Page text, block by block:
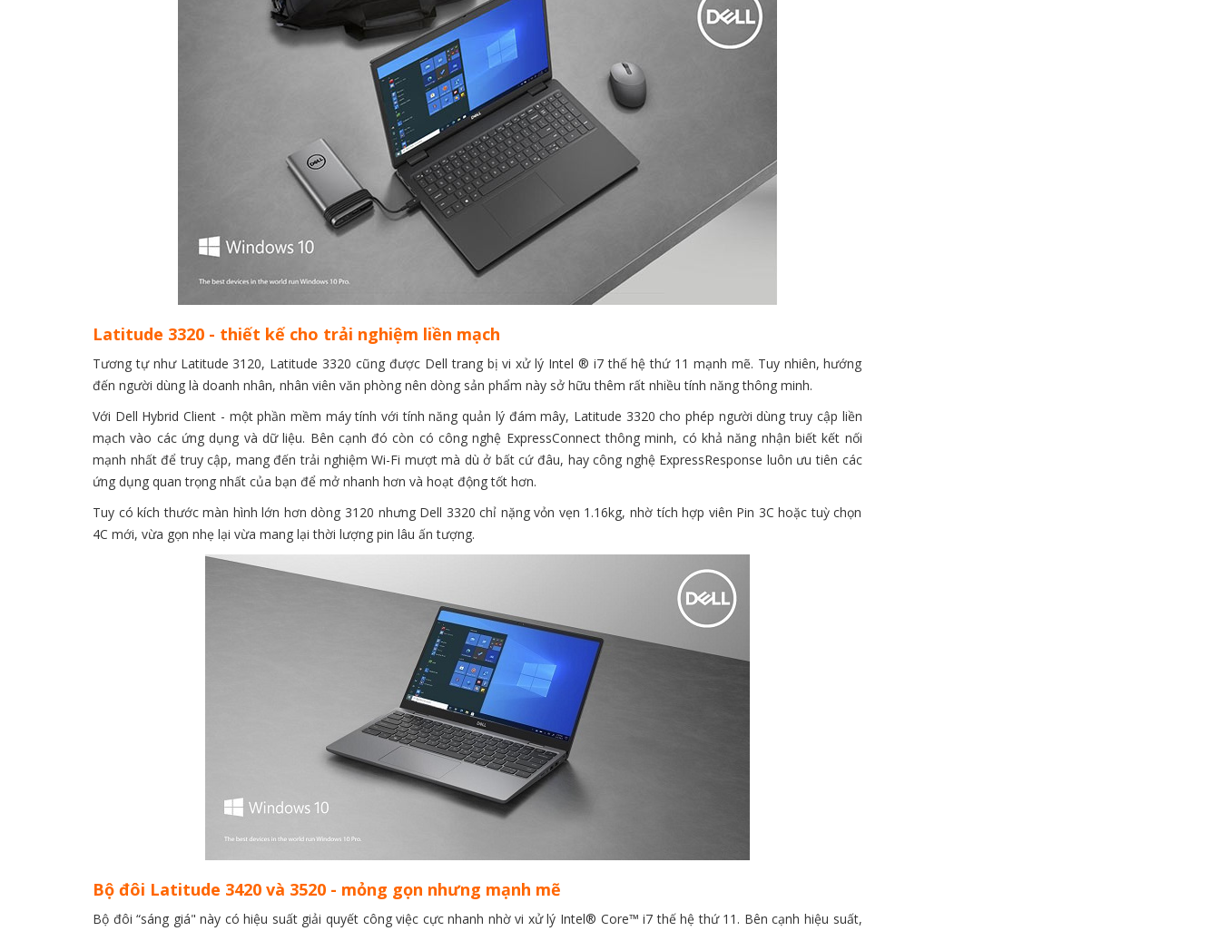
Latitude 3320 - thiết kế cho trải nghiệm liền mạch
Tương tự như Latitude 3120, Latitude 3320 cũng được Dell trang bị vi xử lý Intel ® i7 thế hệ thứ 11 mạnh mẽ. Tuy nhiên, hướng
đến người dùng là doanh nhân, nhân viên văn phòng nên dòng sản phẩm này sở hữu thêm rất nhiều tính năng thông minh.
Với Dell Hybrid Client - một phần mềm máy tính với tính năng quản lý đám mây, Latitude 3320 cho phép người dùng truy cập liền
mạch vào các ứng dụng và dữ liệu. Bên cạnh đó còn có công nghệ ExpressConnect thông minh, có khả năng nhận biết kết nối
mạnh nhất để truy cập, mang đến trải nghiệm Wi-Fi mượt mà dù ở bất cứ đâu, hay công nghệ ExpressResponse luôn ưu tiên các
ứng dụng quan trọng nhất của bạn để mở nhanh hơn và hoạt động tốt hơn.
Tuy có kích thước màn hình lớn hơn dòng 3120 nhưng Dell 3320 chỉ nặng vỏn vẹn 1.16kg, nhờ tích hợp viên Pin 3C hoặc tuỳ chọn
4C mới, vừa gọn nhẹ lại vừa mang lại thời lượng pin lâu ấn tượng.
Bộ đôi Latitude 3420 và 3520 - mỏng gọn nhưng mạnh mẽ
Bộ đôi “sáng giá" này có hiệu suất giải quyết công việc cực nhanh nhờ vi xử lý Intel® Core™ i7 thế hệ thứ 11. Bên cạnh hiệu suất,